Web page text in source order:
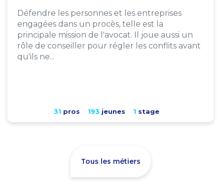
Défendre les personnes et les entreprises
engagées dans un procès, telle est la
principale mission de l'avocat. Il joue aussi un
rôle de conseiller pour régler les conflits avant
qu'ils ne...
31 pros 193 jeunes 1 stage
Tous les métiers